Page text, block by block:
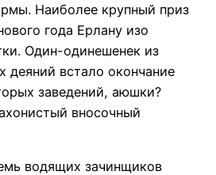
Наиболее крупный приз
года Ерлану изо
Один-одинешенек из
деяний встало окончание
заведений, аюшки?
вносочный
водящих зачинщиков